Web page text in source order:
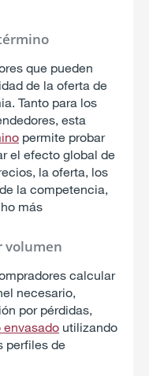
que pueden
de la oferta de
Tanto para los
esta
permite probar
el efecto global de
la oferta, los
la competencia,
más
volumen
calcular
necesario,
por pérdidas,
utilizando
perfiles de